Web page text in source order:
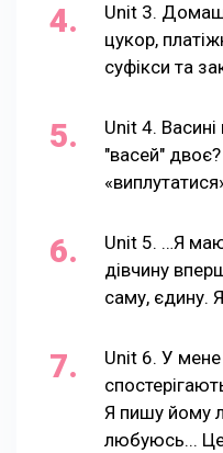
Unit 3.
цукор,
суфікси та
Unit 4.
"васей"
Unit 5. …Я
дівчину
саму, єдину.
Unit 6. У
Я пишу йому
любуюсь...